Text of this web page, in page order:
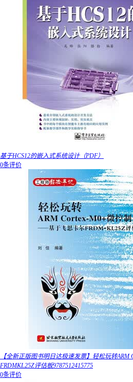
基于HCS12的嵌入式系统设计（PDF）
0条评价
【全新正版图书明日达极速发票】轻松玩转
FRDMKL25Z评估板9787512415775
0条评价